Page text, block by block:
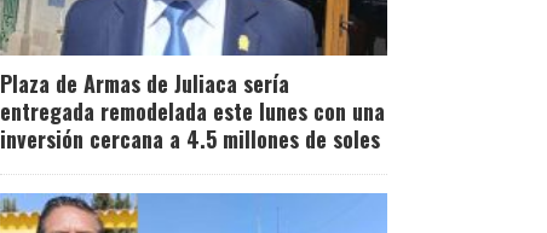
Plaza de Armas de Juliaca sería
entregada remodelada este lunes con una
inversión cercana a 4.5 millones de soles